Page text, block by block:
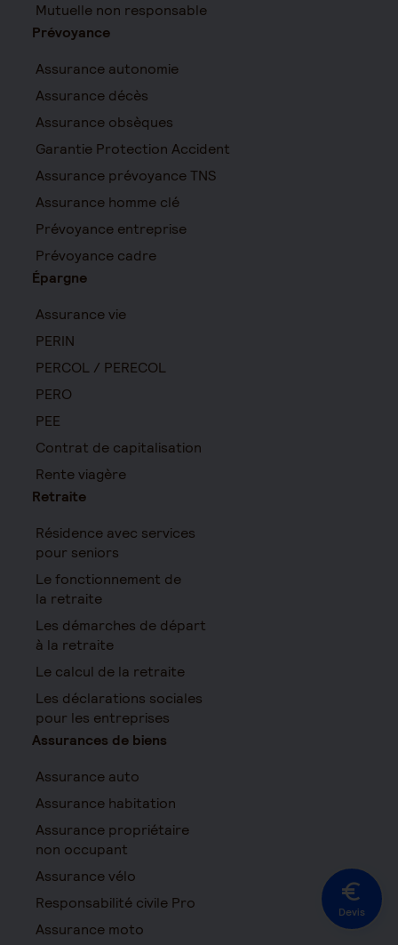
Devis
Mutuelle non responsable
Prévoyance
Assurance autonomie
Assurance décès
Assurance obsèques
Garantie Protection Accident
Assurance prévoyance TNS
Assurance homme clé
Prévoyance entreprise
Prévoyance cadre
Épargne
Assurance vie
PERIN
PERCOL / PERECOL
PERO
PEE
Contrat de capitalisation
Rente viagère
Retraite
Résidence avec services
pour seniors
Le fonctionnement de
la retraite
Les démarches de départ
à la retraite
Le calcul de la retraite
Les déclarations sociales
pour les entreprises
Assurances de biens
Assurance auto
Assurance habitation
Assurance propriétaire
non occupant
Assurance vélo
Responsabilité civile Pro
Assurance moto